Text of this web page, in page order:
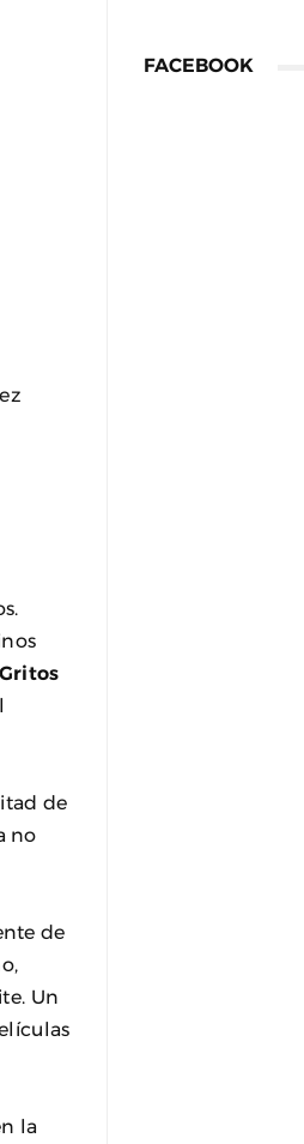
de
no
de
Un
la
FACEBOOK